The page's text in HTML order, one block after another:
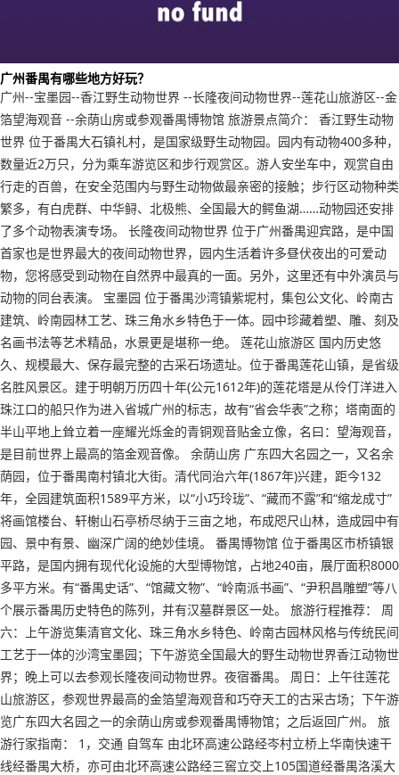
广州番禺有哪些地方好玩？
广州--宝墨园--香江野生动物世界 --长隆夜间动物世界--莲花山旅游区--金
箔望海观音 --余荫山房或参观番禺博物馆 旅游景点简介： 香江野生动物
世界 位于番禺大石镇礼村，是国家级野生动物园。园内有动物400多种，
数量近2万只，分为乘车游览区和步行观赏区。游人安坐车中，观赏自由
行走的百兽，在安全范围内与野生动物做最亲密的接触；步行区动物种类
繁多，有白虎群、中华鲟、北极熊、全国最大的鳄鱼湖……动物园还安排
了多个动物表演专场。 长隆夜间动物世界 位于广州番禺迎宾路，是中国
首家也是世界最大的夜间动物世界，园内生活着许多昼伏夜出的可爱动
物，您将感受到动物在自然界中最真的一面。另外，这里还有中外演员与
动物的同台表演。 宝墨园 位于番禺沙湾镇紫坭村，集包公文化、岭南古
建筑、岭南园林工艺、珠三角水乡特色于一体。园中珍藏着塑、雕、刻及
名画书法等艺术精品，水景更是堪称一绝。 莲花山旅游区 国内历史悠
久、规模最大、保存最完整的古采石场遗址。位于番禺莲花山镇，是省级
名胜风景区。建于明朝万历四十年(公元1612年)的莲花塔是从伶仃洋进入
珠江口的船只作为进入省城广州的标志，故有“省会华表”之称；塔南面的
半山平地上耸立着一座耀光烁金的青铜观音贴金立像，名曰：望海观音，
是目前世界上最高的箔金观音像。 余荫山房 广东四大名园之一，又名余
荫园，位于番禺南村镇北大街。清代同治六年(1867年)兴建，距今132
年，全园建筑面积1589平方米，以“小巧玲珑”、“藏而不露”和“缩龙成寸”
将画馆楼台、轩榭山石亭桥尽纳于三亩之地，布成咫尺山林，造成园中有
园、景中有景、幽深广阔的绝妙佳境。 番禺博物馆 位于番禺区市桥镇银
平路，是国内拥有现代化设施的大型博物馆，占地240亩，展厅面积8000
多平方米。有“番禺史话”、“馆藏文物”、“岭南派书画”、“尹积昌雕塑”等八
个展示番禺历史特色的陈列，并有汉墓群景区一处。 旅游行程推荐： 周
六：上午游览集清官文化、珠三角水乡特色、岭南古园林风格与传统民间
工艺于一体的沙湾宝墨园；下午游览全国最大的野生动物世界香江动物世
界；晚上可以去参观长隆夜间动物世界。夜宿番禺。 周日：上午往莲花
山旅游区，参观世界最高的金箔望海观音和巧夺天工的古采古场；下午游
览广东四大名园之一的余荫山房或参观番禺博物馆；之后返回广州。 旅
游行家指南： 1，交通 自驾车 由北环高速公路经岑村立桥上华南快速干
线经番禺大桥，亦可由北环高速公路经三窖立交上105国道经番禺洛溪大